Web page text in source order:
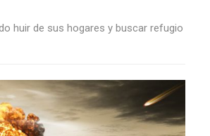
huir de sus hogares y buscar refugio